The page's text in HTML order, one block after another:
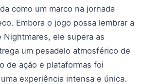
como um marco na jornada
Embora o jogo possa lembrar a
Nightmares, ele supera as
um pesadelo atmosférico de
de ação e plataformas foi
experiência intensa e única.